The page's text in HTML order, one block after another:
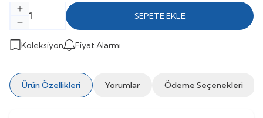
SEPETE EKLE
Koleksiyon Fiyat Alarmı
Ürün Özellikleri Yorumlar Ödeme Seçenekleri